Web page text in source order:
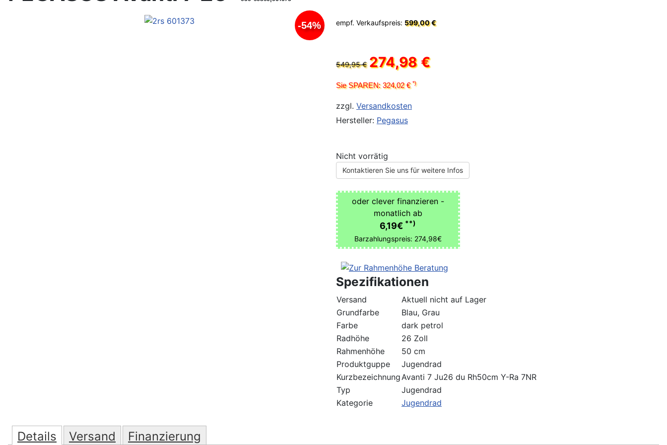
-54% empf. Verkaufspreis: 599,00 €
549,95 € 274,98 €
Sie SPAREN: 324,02 €*)
zzgl. Versandkosten
Hersteller: Pegasus
Nicht vorrätig
Kontaktieren Sie uns für weitere Infos
oder clever finanzieren -
monatlich ab
6,19€ **)
Barzahlungspreis: 274,98€
Spezifikationen
Versand
Aktuell nicht auf Lager
Grundfarbe
Blau, Grau
Farbe
dark petrol
Radhöhe
26 Zoll
Rahmenhöhe
50 cm
Produktguppe
Jugendrad
Kurzbezeichnung Avanti 7 Ju26 du Rh50cm Y-Ra 7NR
Typ
Jugendrad
Kategorie
Jugendrad
Details Versand Finanzierung